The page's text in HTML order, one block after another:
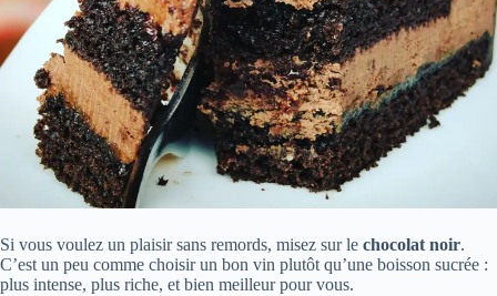
Si vous voulez un plaisir sans remords, misez sur le chocolat noir.
C’est un peu comme choisir un bon vin plutôt qu’une boisson sucrée :
plus intense, plus riche, et bien meilleur pour vous.